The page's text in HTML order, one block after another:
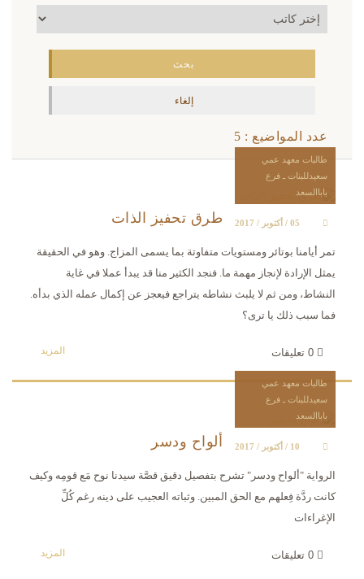
عدد المواضيع : 5
طالبات معهد عمي
سعيدللبنات ـ فرع
باباالسعد
طرق تحفيز الذات
تمر أيامنا بوتائر ومستويات متفاوتة بما يسمى المزاج. وهو في الحقيقة
يمثل الإرادة لإنجاز مهمة ما. فنجد الكثير منا قد يبدأ عملا في غاية
النشاط، ومن ثم لا يلبث نشاطه يتراجع فيعجز عن إكمال عمله الذي بدأه.
فما سبب ذلك يا ترى؟
المزيد 0 تعليقات
طالبات معهد عمي
سعيدللبنات ـ فرع
باباالسعد
ألواح ودسر
الرواية "ألواح ودسر" تشرح بتفصيل دقيق قصَّة سيدنا نوح مَع قومِه وكيف
كانت ردَّة فِعلهم مع الحق المبين. وثباته العجيب على دينه رغم كُلِّ
الإغراءات
المزيد 0 تعليقات